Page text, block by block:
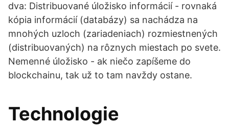
dva: Distribuované úložisko informácií - rovnaká
kópia informácií (databázy) sa nachádza na
mnohých uzloch (zariadeniach) rozmiestnených
(distribuovaných) na rôznych miestach po svete.
Nemenné úložisko - ak niečo zapíšeme do
blockchainu, tak už to tam navždy ostane.
Technologie